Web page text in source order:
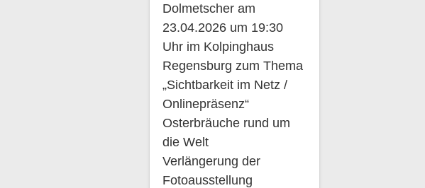
Dolmetscher am
23.04.2026 um 19:30
Uhr im Kolpinghaus
Regensburg zum Thema
„Sichtbarkeit im Netz /
Onlinepräsenz“
Osterbräuche rund um
die Welt
Verlängerung der
Fotoausstellung